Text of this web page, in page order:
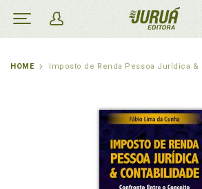
HOME Imposto de Renda Pessoa Jurídica &